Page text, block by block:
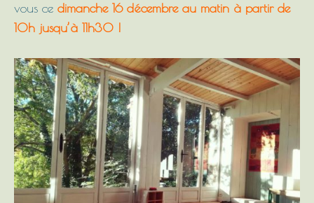
vous ce dimanche 16 décembre au matin à partir de
10h jusqu’à 11h30 !